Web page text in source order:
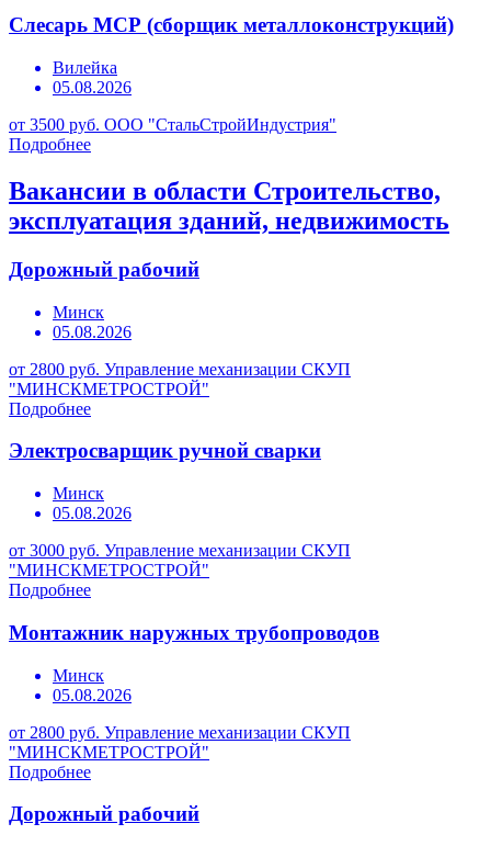
Слесарь МСР (сборщик металлоконструкций)
Вилейка
05.08.2026
от 3500 руб. ООО "СтальСтройИндустрия"
Подробнее
Вакансии в области Строительство,
эксплуатация зданий, недвижимость
Дорожный рабочий
Минск
05.08.2026
от 2800 руб. Управление механизации СКУП
"МИНСКМЕТРОСТРОЙ"
Подробнее
Электросварщик ручной сварки
Минск
05.08.2026
от 3000 руб. Управление механизации СКУП
"МИНСКМЕТРОСТРОЙ"
Подробнее
Монтажник наружных трубопроводов
Минск
05.08.2026
от 2800 руб. Управление механизации СКУП
"МИНСКМЕТРОСТРОЙ"
Подробнее
Дорожный рабочий